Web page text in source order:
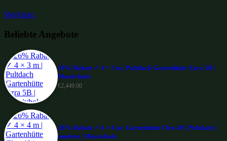
Merkliste:
Beliebte Angebote
26% Rabatt ✓ 4 × 3 m | Pultdach Gartenhütte Ezra 5B |
Massivholz
€2,449.00
26% Rabatt ✓ 4 × 4 m | Gartenhütte Cleo 40 | Pultdach |
modern | Massivholz